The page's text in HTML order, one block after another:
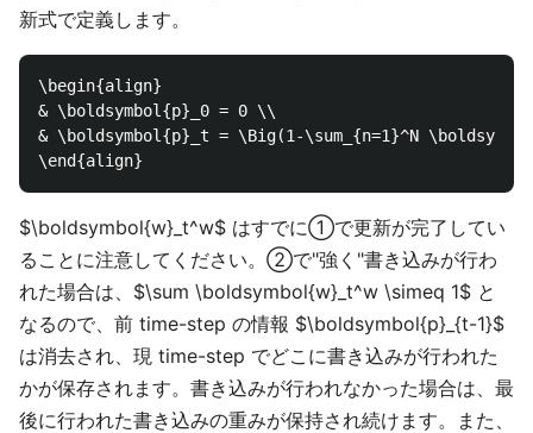
新式で定義します。
\begin{align}
& \boldsymbol{p}_0 = 0 \\
& \boldsymbol{p}_t = \Big(1-\sum_{n=1}^N
$\boldsymbol{w}_t^w$ はすでに①で更新が完了してい
ることに注意してください。②で"強く"書き込みが行わ
れた場合は、$\sum \boldsymbol{w}_t^w \simeq 1$ と
なるので、前 time-step の情報 $\boldsymbol{p}_{t-1}$
は消去され、現 time-step でどこに書き込みが行われた
かが保存されます。書き込みが行われなかった場合は、最
後に行われた書き込みの重みが保持され続けます。また、